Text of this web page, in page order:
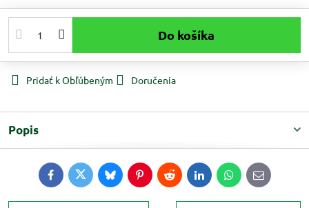
Do košíka
Pridať k Obľúbeným Doručenia
Popis
FacebookTwitterBlueskyPinterestRedditLinkedInWhatsApp
E-
mail